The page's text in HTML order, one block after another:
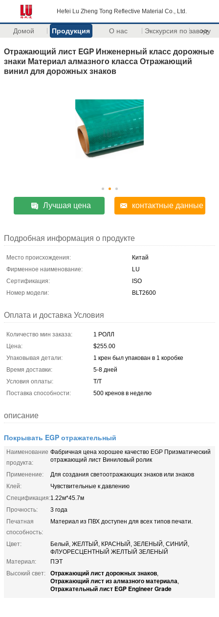
Hefei Lu Zheng Tong Reflective Material Co., Ltd.
Домой Продукция О нас Экскурсия по заводу
>>
Отражающий лист EGP Инженерный класс дорожные
знаки Материал алмазного класса Отражающий
винил для дорожных знаков
Лучшая цена контактные данные
Подробная информация о продукте
Место происхождения:
Китай
Фирменное наименование:
LU
Сертификация:
ISO
Номер модели:
BLT2600
Оплата и доставка Условия
Количество мин заказа:
1 РОЛЛ
Цена:
$255.00
Упаковывая детали:
1 крен был упакован в 1 коробке
Время доставки:
5-8 дней
Условия оплаты:
T/T
Поставка способности:
500 кренов в неделю
описание
Покрывать EGP отражательный
Наименование
продукта:
Фабричная цена хорошее качество EGP Призматический
отражающий лист Виниловый ролик
Применение:
Для создания светоотражающих знаков или знаков
Клей:
Чувствительные к давлению
Спецификация:1.22м*45.7м
Прочность:
3 года
Печатная
способность:
Материал из ПВХ доступен для всех типов печати.
Цвет:
Белый, ЖЕЛТЫЙ, КРАСНЫЙ, ЗЕЛЕНЫЙ, СИНИЙ,
ФЛУОРЕСЦЕНТНЫЙ ЖЕЛТЫЙ ЗЕЛЕНЫЙ
Материал:
ПЭТ
Высокий свет:
Отражающий лист дорожных знаков,
Отражающий лист из алмазного материала,
Отражательный лист EGP Engineer Grade